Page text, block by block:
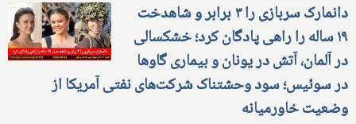
دانمارک سربازی را ۳ برابر و شاهدخت
۱۹ ساله را راهی پادگان کرد؛ خشکسالی
در آلمان، آتش در یونان و بیماری گاوها
در سوئیس؛ سود وحشتناک شرکت‌های نفتی آمریکا از
وضعیت خاورمیانه